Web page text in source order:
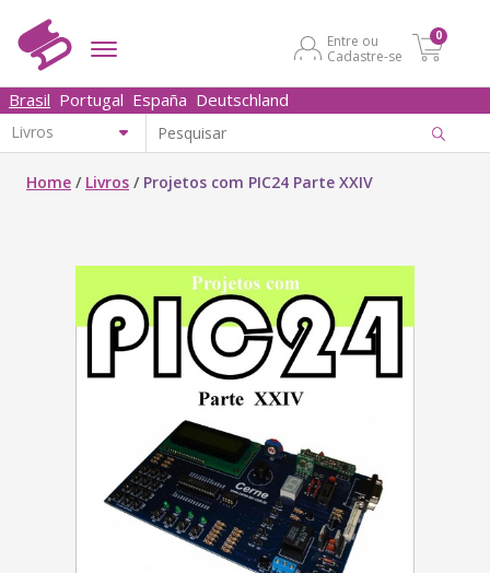
Entre ou
Cadastre-se
0
Brasil Portugal España Deutschland
Home / Livros / Projetos com PIC24 Parte XXIV